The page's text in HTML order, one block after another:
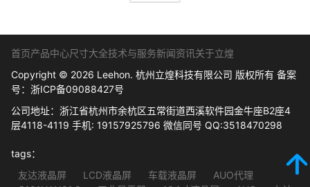
首页产品中心尺寸大全技术与服务新闻资讯关于立煌
Copyright © 2026 Leehon. 杭州立煌科技有限公司 版权所有 备案
号： 浙ICP备09088427号
公司地址：浙江省杭州市余杭区五常街道西溪软件园金牛座B2座4
层4118-4119 手机: 19157925796 微信同号 QQ:3518470298
tags：
友达液晶屏
LCD液晶屏 车载液晶屏
AUO代理